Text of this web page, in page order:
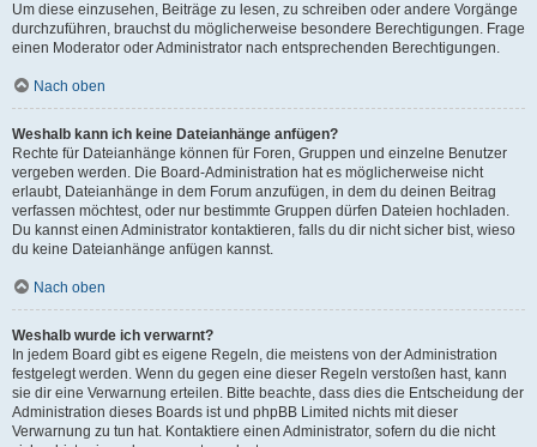
Um diese einzusehen, Beiträge zu lesen, zu schreiben oder andere Vorgänge
durchzuführen, brauchst du möglicherweise besondere Berechtigungen. Frage
einen Moderator oder Administrator nach entsprechenden Berechtigungen.
Nach oben
Weshalb kann ich keine Dateianhänge anfügen?
Rechte für Dateianhänge können für Foren, Gruppen und einzelne Benutzer
vergeben werden. Die Board-Administration hat es möglicherweise nicht
erlaubt, Dateianhänge in dem Forum anzufügen, in dem du deinen Beitrag
verfassen möchtest, oder nur bestimmte Gruppen dürfen Dateien hochladen.
Du kannst einen Administrator kontaktieren, falls du dir nicht sicher bist, wieso
du keine Dateianhänge anfügen kannst.
Nach oben
Weshalb wurde ich verwarnt?
In jedem Board gibt es eigene Regeln, die meistens von der Administration
festgelegt werden. Wenn du gegen eine dieser Regeln verstoßen hast, kann
sie dir eine Verwarnung erteilen. Bitte beachte, dass dies die Entscheidung der
Administration dieses Boards ist und phpBB Limited nichts mit dieser
Verwarnung zu tun hat. Kontaktiere einen Administrator, sofern du die nicht